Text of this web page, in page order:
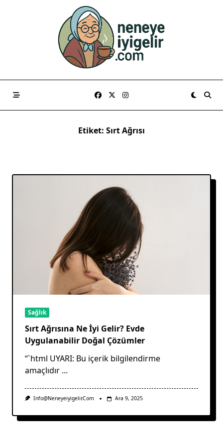
Etiket: Sırt Ağrısı
Sağlık
Sırt Ağrısına Ne İyi Gelir? Evde
Uygulanabilir Doğal Çözümler
“`html UYARI: Bu içerik bilgilendirme
amaçlıdır ...
Info@neneyeiyigelir.com Ara 9, 2025